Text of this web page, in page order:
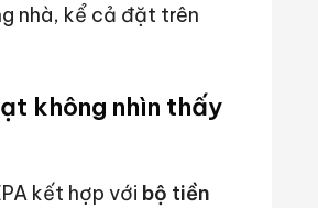
nhà, kể cả đặt trên
không nhìn thấy
kết hợp với bộ tiền